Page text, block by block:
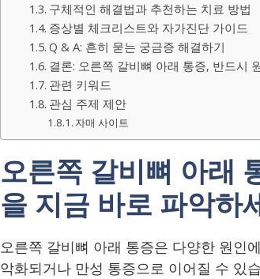
구체적인 해결법과 추천하는 치료 방법
증상별 체크리스트와 자가진단 가이드
Q & A: 흔히 묻는 궁금증 해결하기
결론: 오른쪽 갈비뼈 아래 통증, 반드시
관련 키워드
관심 주제 제안
자매 사이트
오른쪽 갈비뼈 아래
을 지금 바로 파악하
오른쪽 갈비뼈 아래 통증은 다양한 원인
악화되거나 만성 통증으로 이어질 수 있